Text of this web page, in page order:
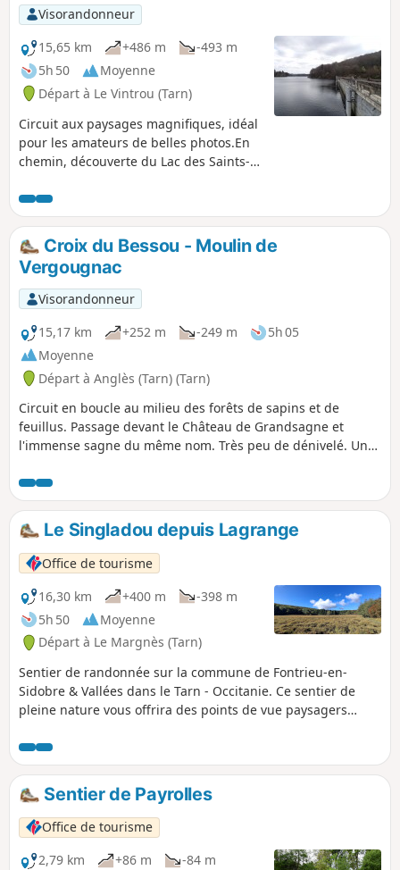
Visorandonneur
15,65 km
+486 m
-493 m
5h 50
Moyenne
Départ à Le Vintrou (Tarn)
Circuit aux paysages magnifiques, idéal
pour les amateurs de belles photos.En
chemin, découverte du Lac des Saints-
méditerranéen tout le long de l'Arn.
Croix du Bessou - Moulin de
Vergougnac
Visorandonneur
15,17 km
+252 m -249 m
5h 05
Moyenne
Départ à Anglès (Tarn) (Tarn)
Circuit en boucle au milieu des forêts de sapins et de
feuillus. Passage devant le Château de Grandsagne et
l'immense sagne du même nom. Très peu de dénivelé. Une
indispensable. La végétation a repris le dessus entre (9) et
(16). Cette randonnée est susceptible d'être interdite en
fonction du niveau de risque des incendies. Pensez à
consulter la carte.
Le Singladou depuis Lagrange
Office de tourisme
16,30 km
+400 m
-398 m
5h 50
Moyenne
Départ à Le Margnès (Tarn)
Sentier de randonnée sur la commune de Fontrieu-en-
Sidobre & Vallées dans le Tarn - Occitanie. Ce sentier de
pleine nature vous offrira des points de vue paysagers
composé en alternance de montées et de descentes sans
grandes difficultés. Au milieu des bois on peut voir des
murets de délimitation des parcelles et des ruines d’une
grange. Au sommet du Puech du Singladou (point
culminant de notre territoire), à 1024 m d'altitude, on
aperçoit, par temps clair, la cathédrale d’Albi.
Sentier de Payrolles
Office de tourisme
2,79 km
+86 m
-84 m